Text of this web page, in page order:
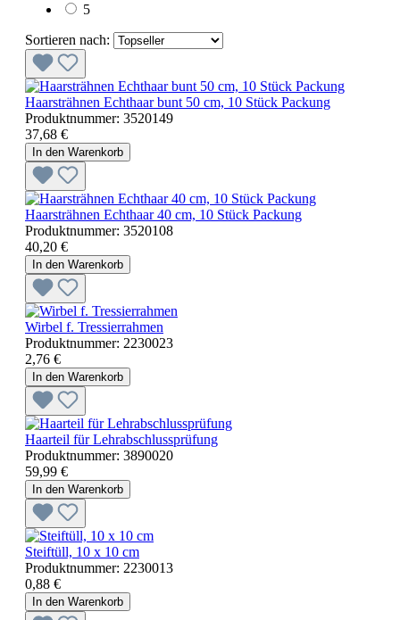
5
Sortieren nach:
Haarsträhnen Echthaar bunt 50 cm, 10 Stück Packung
Produktnummer: 3520149
37,68 €
In den Warenkorb
Haarsträhnen Echthaar 40 cm, 10 Stück Packung
Produktnummer: 3520108
40,20 €
In den Warenkorb
Wirbel f. Tressierrahmen
Produktnummer: 2230023
2,76 €
In den Warenkorb
Haarteil für Lehrabschlussprüfung
Produktnummer: 3890020
59,99 €
In den Warenkorb
Steiftüll, 10 x 10 cm
Produktnummer: 2230013
0,88 €
In den Warenkorb